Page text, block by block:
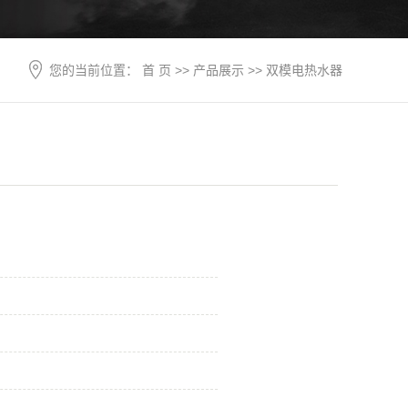
您的当前位置： 首 页 >> 产品展示 >> 双模电热水器